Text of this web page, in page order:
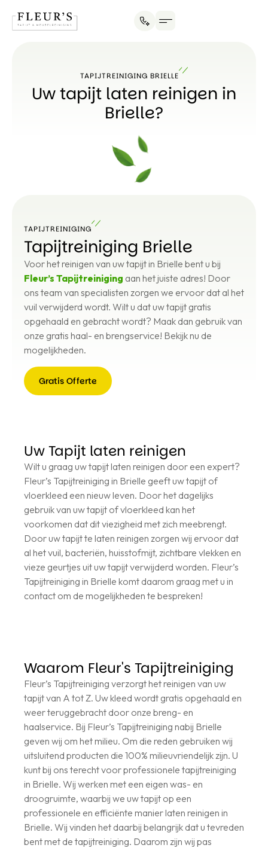
TAPIJTREINIGING BRIELLE
Uw tapijt laten reinigen in
Brielle?
TAPIJTREINIGING
Tapijtreiniging Brielle
Voor het reinigen van uw tapijt in Brielle bent u bij
Fleur’s Tapijtreiniging aan het juiste adres! Door
ons team van specialisten zorgen we ervoor dat al het
vuil verwijderd wordt. Wilt u dat uw tapijt gratis
opgehaald en gebracht wordt? Maak dan gebruik van
onze gratis haal- en brengservice! Bekijk nu de
mogelijkheden.
Gratis Offerte
Uw Tapijt laten reinigen
Wilt u graag uw tapijt laten reinigen door een expert?
Fleur’s Tapijtreiniging in Brielle geeft uw tapijt of
vloerkleed een nieuw leven. Door het dagelijks
gebruik van uw tapijt of vloerkleed kan het
voorkomen dat dit viezigheid met zich meebrengt.
Door uw tapijt te laten reinigen zorgen wij ervoor dat
al het vuil, bacteriën, huisstofmijt, zichtbare vlekken en
vieze geurtjes uit uw tapijt verwijderd worden. Fleur’s
Tapijtreiniging in Brielle komt daarom graag met u in
contact om de mogelijkheden te bespreken!
Waarom Fleur's Tapijtreiniging
Fleur’s Tapijtreiniging verzorgt het reinigen van uw
tapijt van A tot Z. Uw kleed wordt gratis opgehaald en
weer teruggebracht door onze breng- en
haalservice. Bij Fleur’s Tapijtreiniging nabij Brielle
geven wij om het milieu. Om die reden gebruiken wij
uitsluitend producten die 100% milieuvriendelijk zijn. U
kunt bij ons terecht voor professionele tapijtreiniging
in Brielle. Wij werken met een eigen was- en
droogruimte, waarbij we uw tapijt op een
professionele en efficiënte manier laten reinigen in
Brielle. Wij vinden het daarbij belangrijk dat u tevreden
bent met de tapijtreiniging. Daarom zijn wij pas